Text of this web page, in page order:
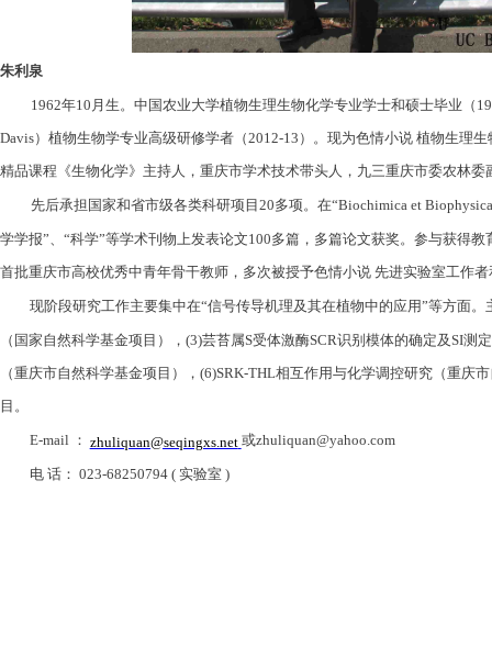
朱利泉
1962年10 月生。中国农业大学植物生理生物化学专业学士和硕士毕业（
Davis）植物生物学专业高级研修学者（2012-13 ）。现为色情小说 植物生理
精品课程《生物化学》主持人，重庆市学术技术带头人，九三重庆市委农林
先后承担国家和省市级各类科研项目20多项。在“Biochimica et
学学报”、 “科学”等学术刊物上发表论文100多篇，多篇论文获奖。参与获得
首批重庆市高校优秀中青年骨干教师，多次被授予色情小说 先进实验室工作
现阶段研究工作主要集中在“信号传导机理及其在植物中的应用”等方面。
（国家自然科学基金项目）， (3)芸苔属S受体激酶SCR识别模体的确定及SI测
（重庆市自然科学基金项目）， (6)SRK-THL相互作用与化学调控研究（重庆
目。
E-mail ： zhuliquan@seqingxs.net 或zhuliquan@yahoo.com
电 话： 023-68250794 ( 实验室 )